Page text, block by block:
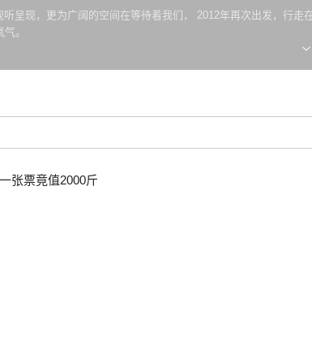
呈现，更为广阔的空间在等待着我们， 2012年再次出发，行
。
张票竟值2000斤